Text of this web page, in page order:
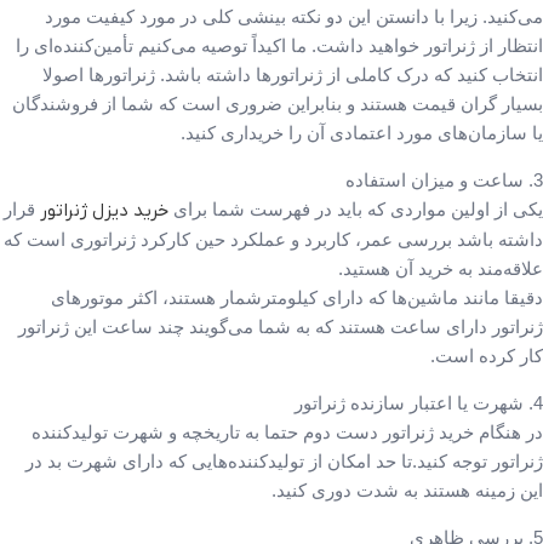
می‌کنید. زیرا با دانستن این دو نکته بینشی کلی در مورد کیفیت مورد
انتظار از ژنراتور خواهید داشت. ما اکیداً توصیه می‌کنیم تأمین‌کننده‌ای را
انتخاب کنید که درک کاملی از ژنراتورها داشته باشد. ژنراتورها اصولا
بسیار گران‌ قیمت هستند و بنابراین ضروری است که شما از فروشندگان
یا سازمان‌های مورد اعتمادی آن را خریداری کنید.
3. ساعت و میزان استفاده
یکی از اولین مواردی که باید در فهرست شما برای خرید دیزل ژنراتور قرار
داشته باشد بررسی عمر، کاربرد و عملکرد حین کارکرد ژنراتوری است که
علاقه‌مند به خرید آن هستید.
دقیقا مانند ماشین‌ها که دارای کیلومترشمار هستند، اکثر موتورهای
ژنراتور دارای ساعت هستند که به شما می‌گویند چند ساعت این ژنراتور
کار کرده است.
4. ‌‌‌شهرت یا اعتبار سازنده ژنراتور
در هنگام خرید ژنراتور دست دوم حتما به تاریخچه و شهرت تولیدکننده
ژنراتور توجه کنید.تا حد امکان از تولیدکننده‌هایی که دارای شهرت بد در
این زمینه هستند به شدت دوری کنید.
5. بررسی ظاهری